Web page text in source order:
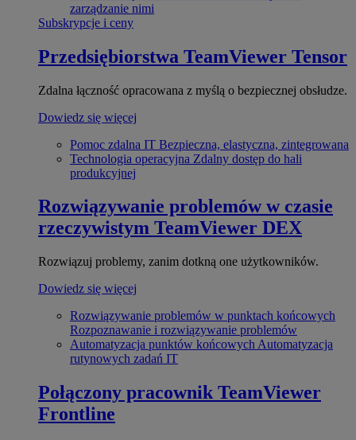
zarządzanie nimi
Subskrypcje i ceny
Przedsiębiorstwa TeamViewer Tensor
Zdalna łączność opracowana z myślą o bezpiecznej obsłudze.
Dowiedz się więcej
Pomoc zdalna IT Bezpieczna, elastyczna, zintegrowana
Technologia operacyjna Zdalny dostęp do hali
produkcyjnej
Rozwiązywanie problemów w czasie
rzeczywistym TeamViewer DEX
Rozwiązuj problemy, zanim dotkną one użytkowników.
Dowiedz się więcej
Rozwiązywanie problemów w punktach końcowych
Rozpoznawanie i rozwiązywanie problemów
Automatyzacja punktów końcowych Automatyzacja
rutynowych zadań IT
Połączony pracownik TeamViewer
Frontline